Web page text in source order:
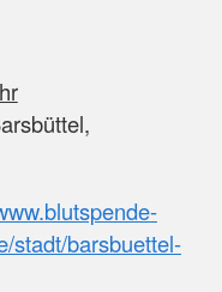
stadt/barsbuettel-